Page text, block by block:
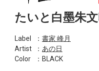
たいと白墨朱
Label ： 書家 峰月
Artist
： あの日
Color
：BLACK